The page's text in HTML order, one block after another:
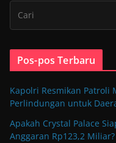
Pos-pos Terbaru
Kapolri Resmikan Patroli
Perlindungan untuk
Apakah Crystal Palace
Anggaran Rp123,2 Miliar?